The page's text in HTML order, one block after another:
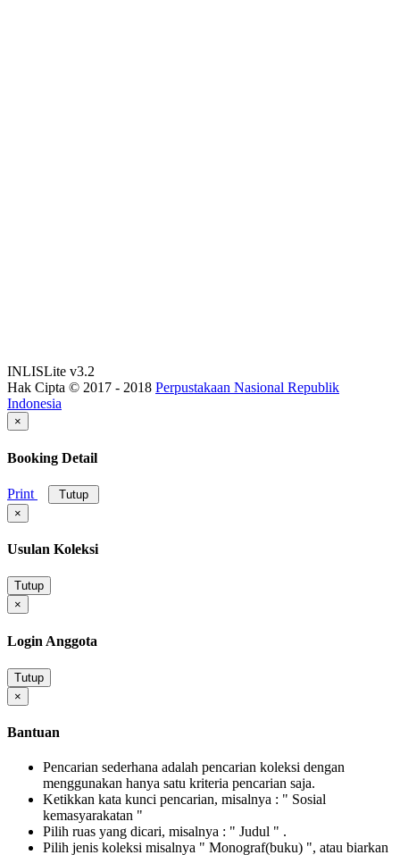
INLISLite v3.2
Hak Cipta © 2017 - 2018 Perpustakaan Nasional Republik
Indonesia
×
Booking Detail
Print
Tutup
×
Usulan Koleksi
Tutup
×
Login Anggota
Tutup
×
Bantuan
Pencarian sederhana adalah pencarian koleksi dengan
menggunakan hanya satu kriteria pencarian saja.
Ketikkan kata kunci pencarian, misalnya : " Sosial
kemasyarakatan "
Pilih ruas yang dicari, misalnya : " Judul " .
Pilih jenis koleksi misalnya " Monograf(buku) ", atau biarkan